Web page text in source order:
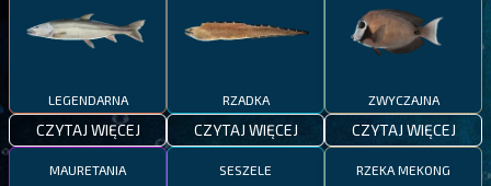
LEGENDARNA
CZYTAJ WIĘCEJ
RZADKA
CZYTAJ WIĘCEJ
ZWYCZAJNA
CZYTAJ WIĘCEJ
MAURETANIA SESZELE RZEKA MEKONG